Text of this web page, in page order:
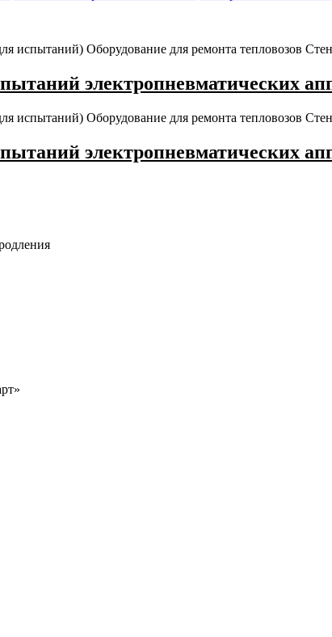
испытаний) Оборудование для ремонта тепловозов
электропневматических
испытаний) Оборудование для ремонта тепловозов
электропневматических